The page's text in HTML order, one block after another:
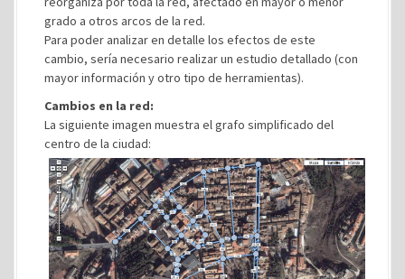
grado a otros arcos de la red.
Para poder analizar en detalle los efectos de este
cambio, sería necesario realizar un estudio detallado (con
mayor información y otro tipo de herramientas).
Cambios en la red:
La siguiente imagen muestra el grafo simplificado del
centro de la ciudad: